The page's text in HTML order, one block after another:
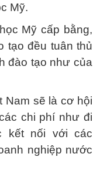
Mỹ.
Mỹ cấp bằng,
tạo đều tuân thủ
đào tạo như của
Nam sẽ là cơ hội
chi phí như đi
kết nối với các
nghiệp nước